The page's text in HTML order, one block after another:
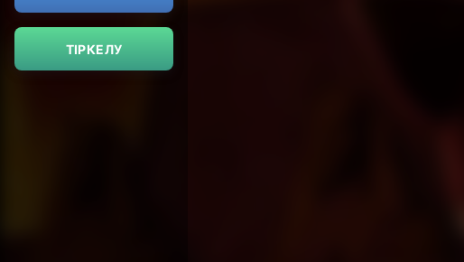
ТІРКЕЛУ